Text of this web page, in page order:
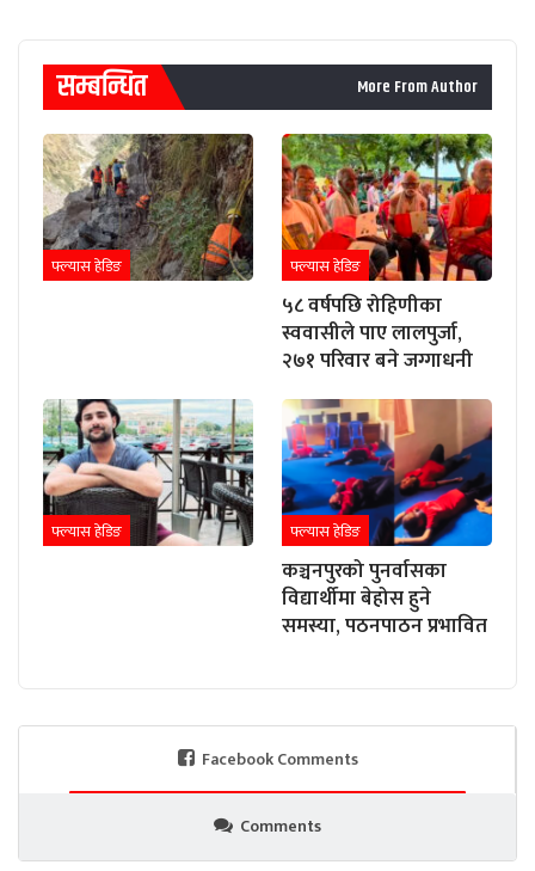
सम्बन्धित More From Author
फ्ल्यास हेडिङ फ्ल्यास हेडिङ
५८ वर्षपछि रोहिणीका
स्ववासीले पाए लालपुर्जा,
२७१ परिवार बने जग्गाधनी
फ्ल्यास हेडिङ फ्ल्यास हेडिङ
कञ्चनपुरको पुनर्वासका
विद्यार्थीमा बेहोस हुने
समस्या, पठनपाठन प्रभावित
Facebook Comments
Comments